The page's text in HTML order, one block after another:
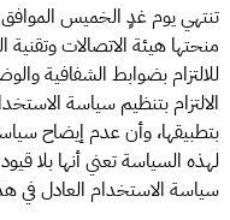
منحتها هيئة الاتصالات
للالتزام بضوابط الشفافية
الالتزام بتنظيم سياسة
بتطبيقها، وأن عدم إيضاح
لهذه السياسة تعني أنها بلا
سياسة الاستخدام العادل في